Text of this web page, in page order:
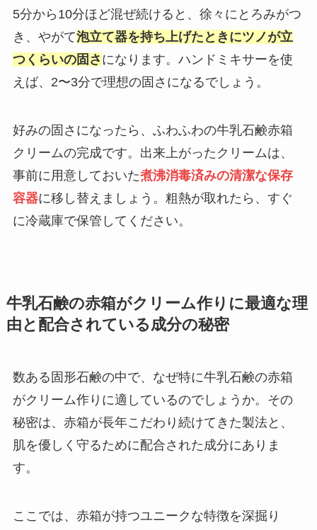
5分から10分ほど混ぜ続けると、徐々にとろみがつ
き、やがて泡立て器を持ち上げたときにツノが立
つくらいの固さ になります。ハンドミキサーを使
えば、2〜3分で理想の固さになるでしょう。
好みの固さになったら、ふわふわの牛乳石鹸赤箱
クリームの完成です。出来上がったクリームは、
事前に用意しておいた煮沸消毒済みの清潔な保存
容器に移し替えましょう。粗熱が取れたら、すぐ
に冷蔵庫で保管してください。
牛乳石鹸の赤箱がクリーム作りに最適な理
由と配合されている成分の秘密
数ある固形石鹸の中で、なぜ特に牛乳石鹸の赤箱
がクリーム作りに適しているのでしょうか。その
秘密は、赤箱が長年こだわり続けてきた製法と、
肌を優しく守るために配合された成分にありま
す。
ここでは、赤箱が持つユニークな特徴を深掘り